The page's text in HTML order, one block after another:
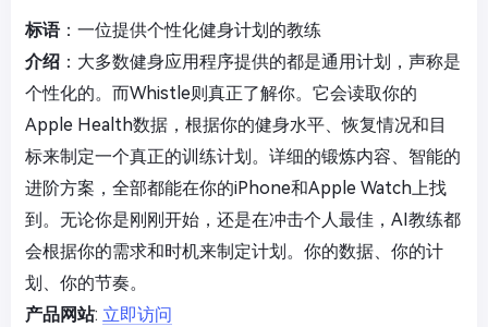
标语：一位提供个性化健身计划的教练
介绍 ：大多数健身应用程序提供的都是通用计划，声称是
个性化的。而Whistle则真正了解你。它会读取你的
Apple Health数据，根据你的健身水平、恢复情况和目
标来制定一个真正的训练计划。详细的锻炼内容、智能的
进阶方案，全部都能在你的iPhone和Apple Watch上找
到。无论你是刚刚开始，还是在冲击个人最佳，AI教练都
会根据你的需求和时机来制定计划。你的数据、你的计
划、你的节奏。
产品网站: 立即访问